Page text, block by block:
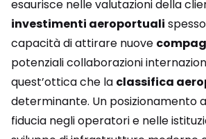
esaurisce nelle valutazioni della
investimenti aeroportuali
capacità di attirare nuove
potenziali collaborazioni
quest’ottica che la classifica
determinante. Un posizionamento
fiducia negli operatori e nelle